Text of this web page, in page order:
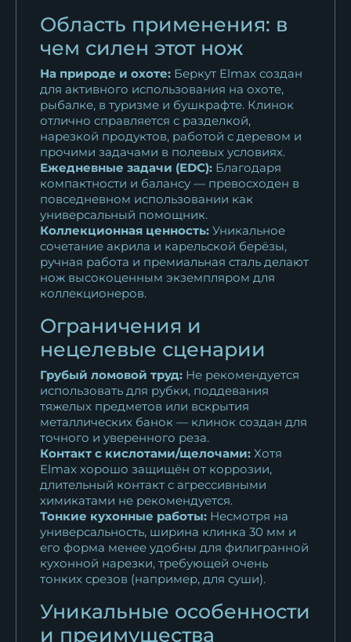
Область применения: в
чем силен этот нож
На природе и охоте: Беркут Elmax создан
для активного использования на охоте,
рыбалке, в туризме и бушкрафте. Клинок
отлично справляется с разделкой,
нарезкой продуктов, работой с деревом и
прочими задачами в полевых условиях.
Ежедневные задачи (EDC): Благодаря
компактности и балансу — превосходен в
повседневном использовании как
универсальный помощник.
Коллекционная ценность: Уникальное
сочетание акрила и карельской берёзы,
ручная работа и премиальная сталь делают
нож высокоценным экземпляром для
коллекционеров.
Ограничения и
нецелевые сценарии
Грубый ломовой труд: Не рекомендуется
использовать для рубки, поддевания
тяжелых предметов или вскрытия
металлических банок — клинок создан для
точного и уверенного реза.
Контакт с кислотами/щелочами: Хотя
Elmax хорошо защищён от коррозии,
длительный контакт с агрессивными
химикатами не рекомендуется.
Тонкие кухонные работы: Несмотря на
универсальность, ширина клинка 30 мм и
его форма менее удобны для филигранной
кухонной нарезки, требующей очень
тонких срезов (например, для суши).
Уникальные особенности
и преимущества